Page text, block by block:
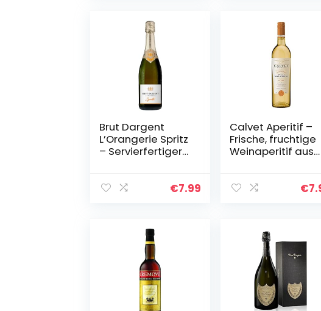
Brut Dargent
L’Orangerie Spritz
– Servierfertiger
hergestellt aus
€7.99
Calvet Aperitif –
Frische, fruchtige
Weinaperitif aus
Cocktails (1 x 0.75
€